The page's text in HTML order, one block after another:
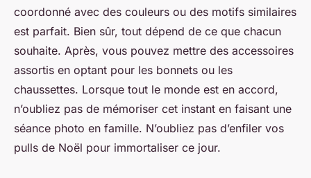
coordonné avec des couleurs ou des motifs similaires
est parfait. Bien sûr, tout dépend de ce que chacun
souhaite. Après, vous pouvez mettre des accessoires
assortis en optant pour les bonnets ou les
chaussettes. Lorsque tout le monde est en accord,
n’oubliez pas de mémoriser cet instant en faisant une
séance photo en famille. N’oubliez pas d’enfiler vos
pulls de Noël pour immortaliser ce jour.